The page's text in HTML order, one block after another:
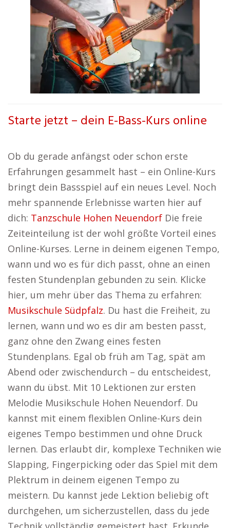
Starte jetzt – dein E-Bass-Kurs online
Ob du gerade anfängst oder schon erste
Erfahrungen gesammelt hast – ein Online-Kurs
bringt dein Bassspiel auf ein neues Level. Noch
mehr spannende Erlebnisse warten hier auf
dich: Tanzschule Hohen Neuendorf Die freie
Zeiteinteilung ist der wohl größte Vorteil eines
Online-Kurses. Lerne in deinem eigenen Tempo,
wann und wo es für dich passt, ohne an einen
festen Stundenplan gebunden zu sein. Klicke
hier, um mehr über das Thema zu erfahren:
Musikschule Südpfalz. Du hast die Freiheit, zu
lernen, wann und wo es dir am besten passt,
ganz ohne den Zwang eines festen
Stundenplans. Egal ob früh am Tag, spät am
Abend oder zwischendurch – du entscheidest,
wann du übst. Mit 10 Lektionen zur ersten
Melodie Musikschule Hohen Neuendorf. Du
kannst mit einem flexiblen Online-Kurs dein
eigenes Tempo bestimmen und ohne Druck
lernen. Das erlaubt dir, komplexe Techniken wie
Slapping, Fingerpicking oder das Spiel mit dem
Plektrum in deinem eigenen Tempo zu
meistern. Du kannst jede Lektion beliebig oft
durchgehen, um sicherzustellen, dass du jede